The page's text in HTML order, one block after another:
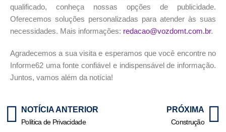
qualificado, conheça nossas opções de publicidade.
Oferecemos soluções personalizadas para atender às suas
necessidades. Mais informações: redacao@vozdomt.com.br.
Agradecemos a sua visita e esperamos que você encontre no
Informe62 uma fonte confiável e indispensável de informação.
Juntos, vamos além da notícia!
NOTÍCIA ANTERIOR
Política de Privacidade
PRÓXIMA
Construção